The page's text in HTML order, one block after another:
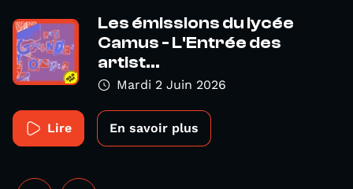
Les émissions du lycée
Camus - L'Entrée des
artist...
Mardi 2 Juin 2026
Lire En savoir plus